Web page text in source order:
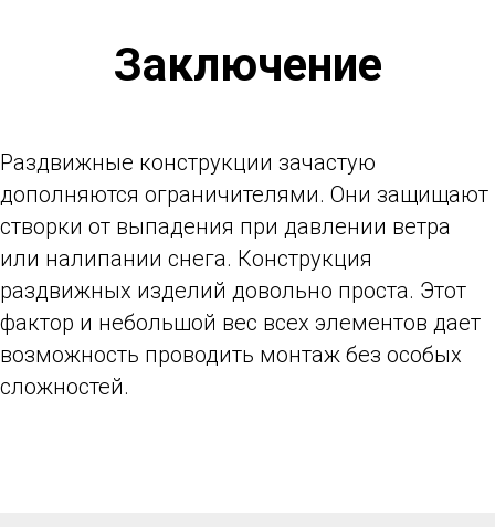
Заключение
Раздвижные конструкции зачастую
дополняются ограничителями. Они защищают
створки от выпадения при давлении ветра
или налипании снега. Конструкция
раздвижных изделий довольно проста. Этот
фактор и небольшой вес всех элементов дает
возможность проводить монтаж без особых
сложностей.